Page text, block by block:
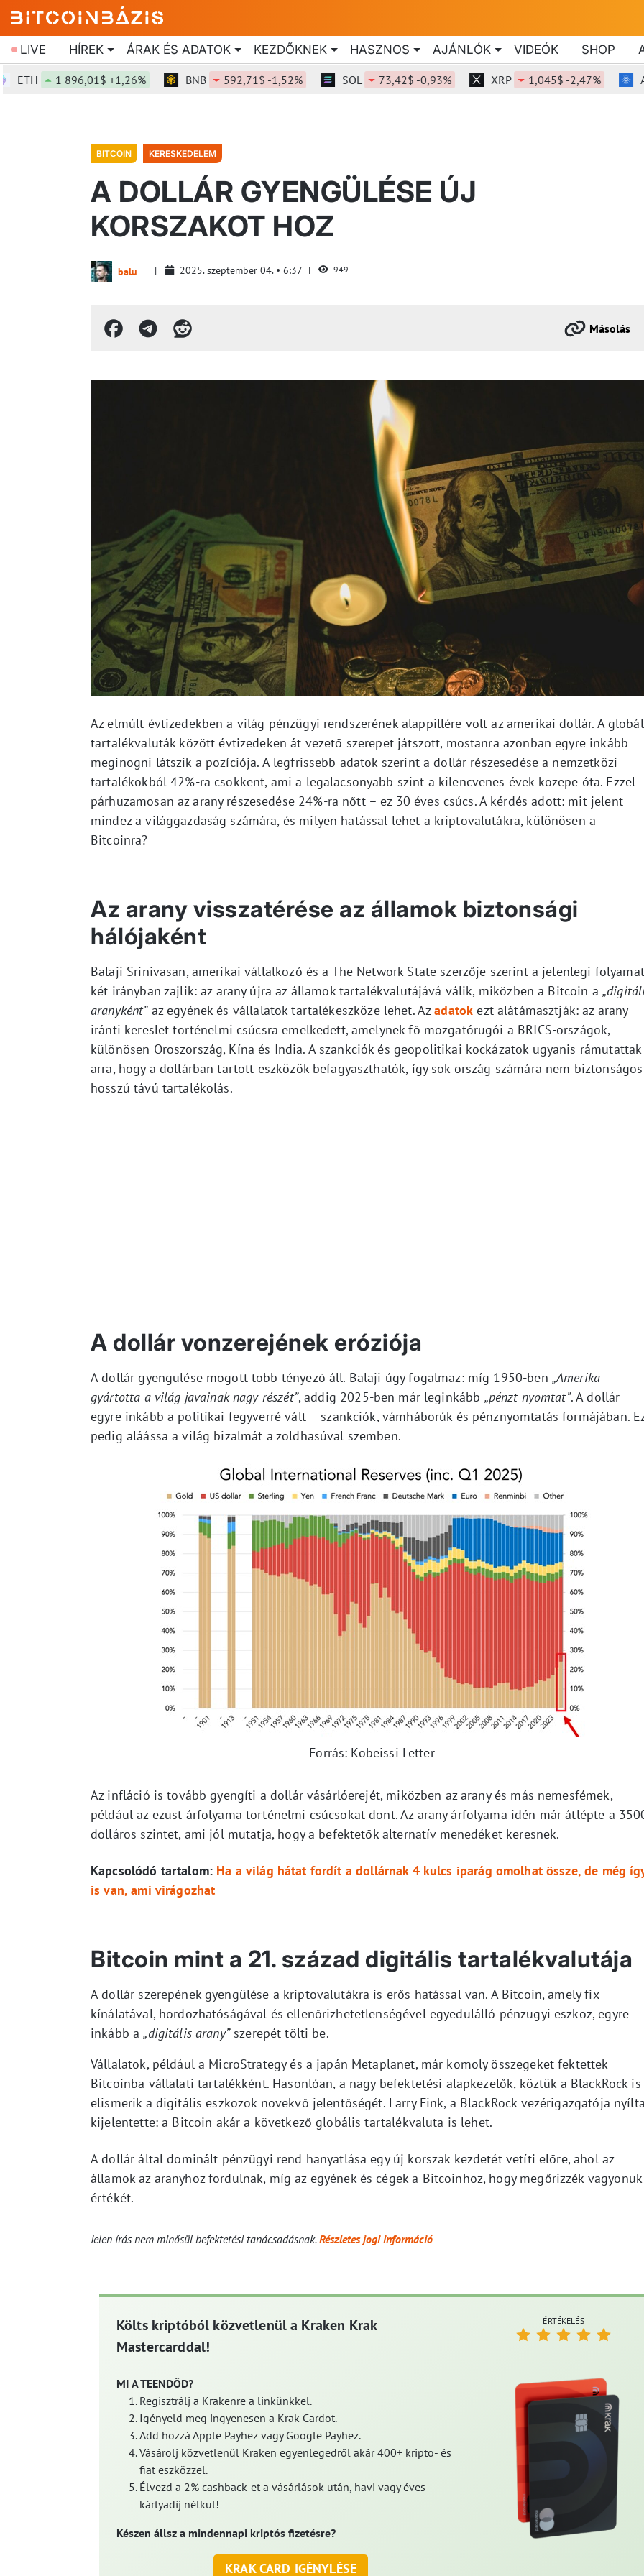
LIVE HÍREK ÁRAK ÉS ADATOK KEZDŐKNEK HASZNOS AJÁNLÓK VIDEÓK SHOP
1 896,01$ +1,26% BNB 592,71$ -1,52% SOL 73,42$ -0,93% XRP 1,045$ -2,47% ADA
BITCOIN KERESKEDELEM
A DOLLÁR GYENGÜLÉSE ÚJ
KORSZAKOT HOZ
balu 2025. szeptember 04. 6:37 949
Másolás
Az elmúlt évtizedekben a világ pénzügyi rendszerének alappillére volt az amerikai dollár. A
tartalékvaluták között évtizedeken át vezető szerepet játszott, mostanra azonban egyre inkább
meginogni látszik a pozíciója. A legfrissebb adatok szerint a dollár részesedése a nemzetközi
tartalékokból 42%-ra csökkent, ami a legalacsonyabb szint a kilencvenes évek közepe óta. Ezzel
párhuzamosan az arany részesedése 24%-ra nőtt – ez 30 éves csúcs. A kérdés adott: mit jelent
mindez a világgazdaság számára, és milyen hatással lehet a kriptovalutákra, különösen a
Bitcoinra?
Az arany visszatérése az államok biztonsági
hálójaként
Balaji Srinivasan, amerikai vállalkozó és a The Network State szerzője szerint a jelenlegi folyamat
két irányban zajlik: az arany újra az államok tartalékvalutájává válik, miközben a Bitcoin a
aranyként”az egyének és vállalatok tartalékeszköze lehet. Azadatok ezt alátámasztják: az arany
iránti kereslet történelmi csúcsra emelkedett, amelynek fő mozgatórugói a BRICS-országok,
különösen Oroszország, Kína és India. A szankciók és geopolitikai kockázatok ugyanis rámutattak
arra, hogy a dollárban tartott eszközök befagyaszthatók, így sok ország számára nem
hosszú távú tartalékolás.
A dollár vonzerejének eróziója
A dollár gyengülése mögött több tényező áll. Balaji úgy fogalmaz: míg 1950-ben „Amerika
gyártotta a világ javainak nagy részét”, addig 2025-ben már leginkább „pénzt nyomtat”. A dollár
egyre inkább a politikai fegyverré vált – szankciók, vámháborúk és pénznyomtatás formájában.
pedig aláássa a világ bizalmát a zöldhasúval szemben.
Forrás: Kobeissi Letter
Az infláció is tovább gyengíti a dollár vásárlóerejét, miközben az arany és más nemesfémek,
például az ezüst árfolyama történelmi csúcsokat dönt. Az arany árfolyama idén már átlépte a
dolláros szintet, ami jól mutatja, hogy a befektetők alternatív menedéket keresnek.
Kapcsolódó tartalom: Ha a világ hátat fordít a dollárnak 4 kulcs iparág omolhat össze, de még
is van, ami virágozhat
Bitcoin mint a 21. század digitális tartalékvalutája
A dollár szerepének gyengülése a kriptovalutákra is erős hatással van. A Bitcoin, amely fix
kínálatával, hordozhatóságával és ellenőrizhetetlenségével egyedülálló pénzügyi eszköz, egyre
inkább a„digitális arany”szerepét tölti be.
Vállalatok, például a MicroStrategy és a japán Metaplanet, már komoly összegeket fektettek
Bitcoinba vállalati tartalékként. Hasonlóan, a nagy befektetési alapkezelők, köztük a BlackRock is
elismerik a digitális eszközök növekvő jelentőségét. Larry Fink, a BlackRock vezérigazgatója
kijelentette: a Bitcoin akár a következő globális tartalékvaluta is lehet.
A dollár által dominált pénzügyi rend hanyatlása egy új korszak kezdetét vetíti előre, ahol az
államok az aranyhoz fordulnak, míg az egyének és cégek a Bitcoinhoz, hogy megőrizzék vagyonuk
értékét.
Jelen írás nem minősül befektetési tanácsadásnak.Részletes jogi információ
Költs kriptóból közvetlenül a Kraken Krak
Mastercarddal!
MI A TEENDŐD?
Regisztrálj a Krakenre a linkünkkel.
Igényeld meg ingyenesen a Krak Cardot.
Add hozzá Apple Payhez vagy Google Payhez.
Vásárolj közvetlenül Kraken egyenlegedről akár 400+ kripto- és
fiat eszközzel.
Élvezd a 2% cashback-et a vásárlások után, havi vagy éves
kártyadíj nélkül!
Készen állsz a mindennapi kriptós fizetésre?
KRAK CARD IGÉNYLÉSE
ÉRTÉKELÉS